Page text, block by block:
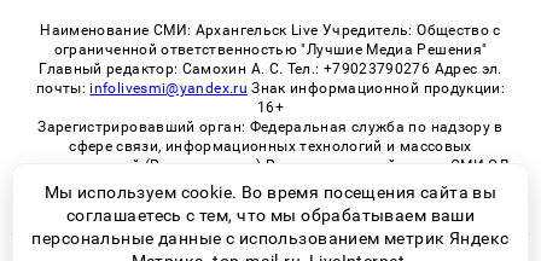
Наименование СМИ: Архангельск Live Учредитель: Общество с
ограниченной ответственностью "Лучшие Медиа Решения"
Главный редактор: Самохин А. С. Тел.: +79023790276 Адрес эл.
почты: infolivesmi@yandex.ru Знак информационной продукции:
16+
Зарегистрировавший орган: Федеральная служба по надзору в
сфере связи, информационных технологий и массовых
коммуникаций (Роскомнадзор) Регистрационный номер СМИ ЭЛ
№ ФС 77 - 82533 от 21.01.2022
Мы используем cookie. Во время посещения сайта вы
соглашаетесь с тем, что мы обрабатываем ваши
персональные данные с использованием метрик Яндекс